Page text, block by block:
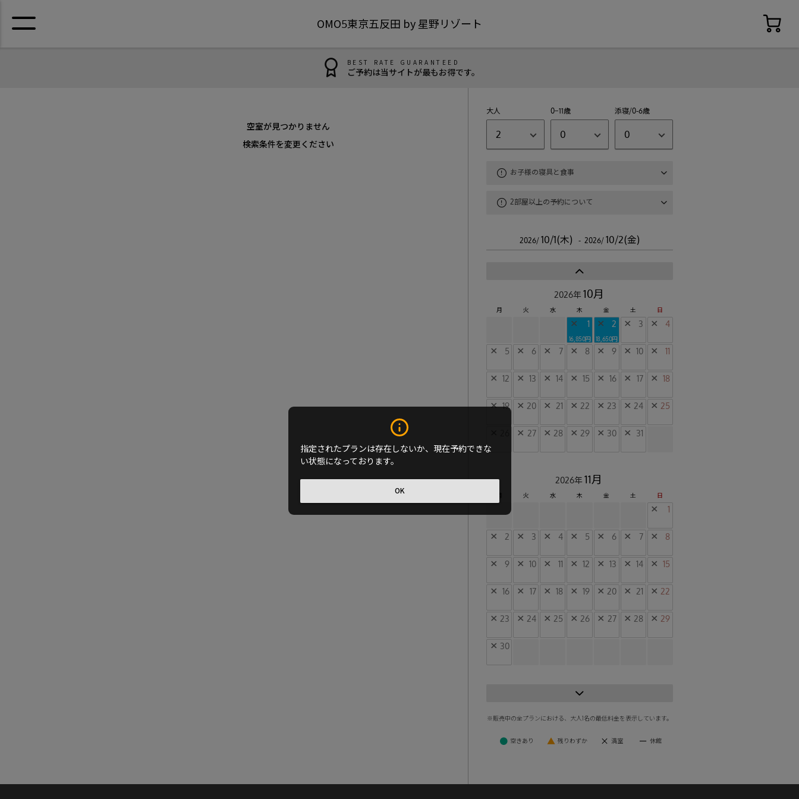
指定されたプランは存在しないか、現在予約できな
い状態になっております。
OK
OMO5東京五反田 by 星野リゾート
BEST RATE GUARANTEED
ご予約は当サイトが最もお得です。
空室が見つかりません
検索条件を変更ください
大人
2
0−11歳
0
添寝/0-6歳
0
お子様の寝具と食事
2部屋以上の予約について
2026/ 10/1(木) - 2026/ 10/2(金)
2026年 10月
月 火 水 木 金 土 日
× 1
16,850円
× 2
18,650円
× 3 × 4
× 5 × 6 × 7 × 8 × 9 × 10 × 11
× 12 × 13 × 14 × 15 × 16 × 17 × 18
× 19 × 20 × 21 × 22 × 23 × 24 × 25
× 27 × 28 × 29 × 30 × 31
2026年 11月
月 火 水 木 金 土 日
× 1
× 2 × 3 × 4 × 5 × 6 × 7 × 8
× 9 × 10 × 11 × 12 × 13 × 14 × 15
× 16 × 17 × 18 × 19 × 20 × 21 × 22
× 23 × 24 × 25 × 26 × 27 × 28 × 29
× 30
※販売中の全プランにおける、大人1名の最低料金を表示しています。
● 空きあり ▲ 残りわずか × 満室 ー 休館